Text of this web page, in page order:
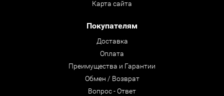
Карта сайта
Покупателям
Доставка
Оплата
Преимущества и Гарантии
Обмен / Возврат
Вопрос - Ответ